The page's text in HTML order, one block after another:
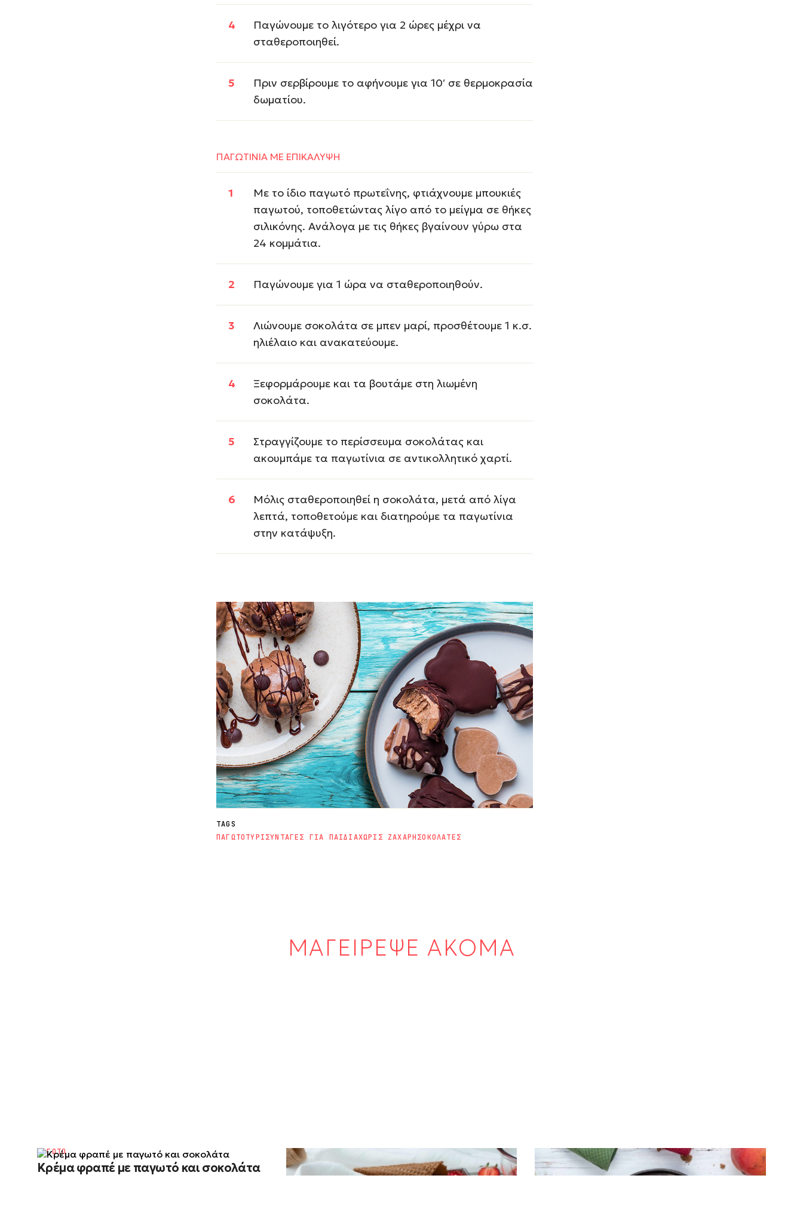
Παγώνουμε το λιγότερο για 2 ώρες μέχρι να
σταθεροποιηθεί.
Πριν σερβίρουμε το αφήνουμε για 10′ σε θερμοκρασία
δωματίου.
ΠΑΓΩΤΙΝΙΑ ΜΕ ΕΠΙΚΑΛΥΨΗ
Με το ίδιο παγωτό πρωτεΐνης, φτιάχνουμε μπουκιές
παγωτού, τοποθετώντας λίγο από το μείγμα σε θήκες
σιλικόνης. Ανάλογα με τις θήκες βγαίνουν γύρω στα
24 κομμάτια.
Παγώνουμε για 1 ώρα να σταθεροποιηθούν.
Λιώνουμε σοκολάτα σε μπεν μαρί, προσθέτουμε 1 κ.σ.
ηλιέλαιο και ανακατεύουμε.
Ξεφορμάρουμε και τα βουτάμε στη λιωμένη
σοκολάτα.
Στραγγίζουμε το περίσσευμα σοκολάτας και
ακουμπάμε τα παγωτίνια σε αντικολλητικό χαρτί.
Μόλις σταθεροποιηθεί η σοκολάτα, μετά από λίγα
λεπτά, τοποθετούμε και διατηρούμε τα παγωτίνια
στην κατάψυξη.
TAGS
ΠΑΓΩΤΟΤΥΡΙΣΥΝΤΑΓΕΣ ΓΙΑ ΠΑΙΔΙΑΧΩΡΙΣ ΖΑΧΑΡΗΣΟΚΟΛΑΤΕΣ
ΜΑΓΕΙΡΕΨΕ ΑΚΟΜΑ
Κρέμα φραπέ με παγωτό και σοκολάτα
ΠΑΓΩΤΟ
Παγωτό cheesecake φράουλα
ΠΑΓΩΤΟ
Παγωτό με στέβια
ΠΑΓΩΤΟ